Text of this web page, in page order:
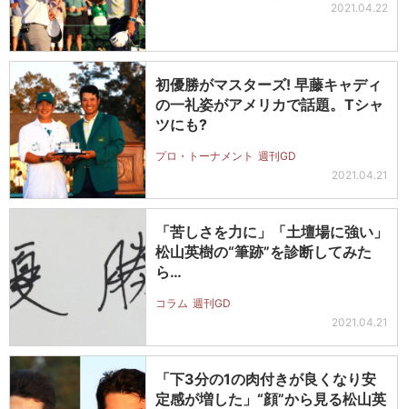
2021.04.22
初優勝がマスターズ! 早藤キャディ
の一礼姿がアメリカで話題。Tシャ
ツにも?
プロ・トーナメント 週刊GD
2021.04.21
「苦しさを力に」「土壇場に強い」
松山英樹の“筆跡”を診断してみた
ら…
コラム 週刊GD
2021.04.21
「下3分の1の肉付きが良くなり安
定感が増した」“顔”から見る松山英